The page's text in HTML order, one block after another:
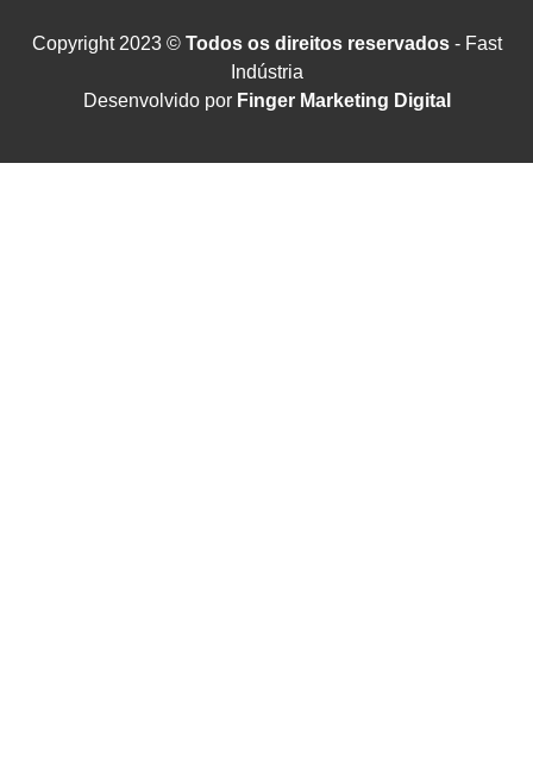
Copyright 2023 ©Todos os direitos reservados- Fast
Indústria
Desenvolvido por Finger Marketing Digital